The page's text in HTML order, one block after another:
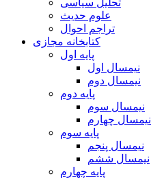
تحلیل سیاسی
علوم حدیث
تراجم احوال
کتابخانه مجازی
پایه اول
نیمسال اول
نیمسال دوم
پایه دوم
نیمسال سوم
نیمسال چهارم
پایه سوم
نیمسال پنجم
نیمسال ششم
پایه چهارم